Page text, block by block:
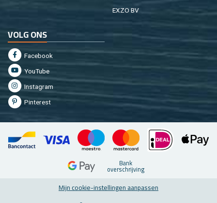
EXZO BV
VOLG ONS
Fa­cebook
You­Tu­be
In­st­agram
Pin­te­rest
Bank
over­schrij­ving
Mijn coo­kie-in­stel­lin­gen aan­pas­sen